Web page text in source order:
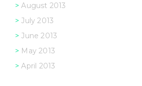
August 2013
July 2013
June 2013
May 2013
April 2013